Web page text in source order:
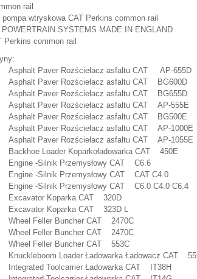
rail
wtryskowa CAT Perkins common rail
SYSTEMS MADE IN ENGLAND
Perkins common rail
Asphalt Paver Rozściełacz asfaltu CAT AP-655D
Asphalt Paver Rozściełacz asfaltu CAT BG600D
Asphalt Paver Rozściełacz asfaltu CAT BG655D
Asphalt Paver Rozściełacz asfaltu CAT AP-555E
Asphalt Paver Rozściełacz asfaltu CAT BG500E
Asphalt Paver Rozściełacz asfaltu CAT AP-1000E
Asphalt Paver Rozściełacz asfaltu CAT AP-1055E
Backhoe Loader Koparkoładowarka CAT 450E
Engine -Silnik Przemysłowy CAT C6.6
Engine -Silnik Przemysłowy CAT CAT C4.0
Engine -Silnik Przemysłowy CAT C6.0 C4.0 C6.4
Excavator Koparka CAT 320D
Excavator Koparka CAT 323D L
Wheel Feller Buncher CAT 2470C
Wheel Feller Buncher CAT 2470C
Wheel Feller Buncher CAT 553C
Knuckleboom Loader Ładowarka Ładowacz CAT
Integrated Toolcarrier Ładowarka CAT IT38H